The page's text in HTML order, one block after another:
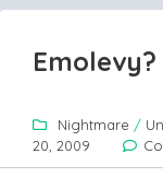
CONTENT
Emolevy?
Nightmare /
20, 2009